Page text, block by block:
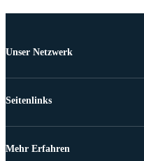
Unser Netzwerk
Seitenlinks
Mehr Erfahren